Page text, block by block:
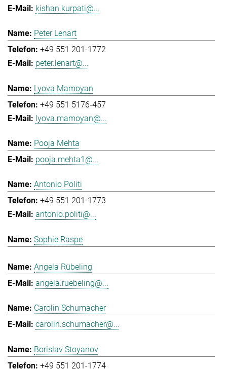
kishan.kurpati@...
Peter Lenart
+49 551 201-1772
peter.lenart@...
Lyova Mamoyan
+49 551 5176-457
lyova.mamoyan@...
Pooja Mehta
pooja.mehta1@...
Antonio Politi
+49 551 201-1773
antonio.politi@...
Sophie Raspe
Angela Rübeling
angela.ruebeling@...
Carolin Schumacher
carolin.schumacher@...
Borislav Stoyanov
+49 551 201-1774